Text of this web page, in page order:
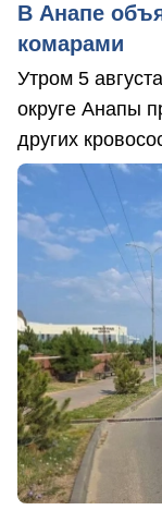
В Анапе
комарами
Утром 5
округе Анапы
других